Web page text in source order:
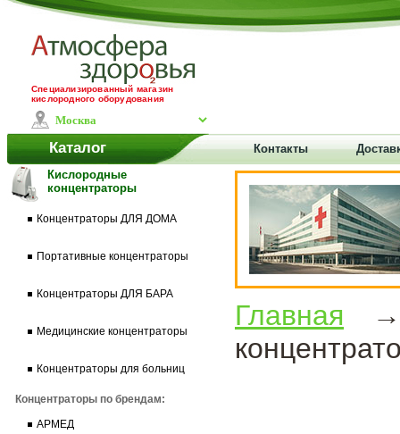
Специализированный магазин
кислородного оборудования
Каталог Контакты
Кислородные
концентраторы
Концентраторы ДЛЯ ДОМА
Портативные концентраторы
Концентраторы ДЛЯ БАРА
Медицинские концентраторы
Концентраторы для больниц
Концентраторы по брендам:
АРМЕД
Главная